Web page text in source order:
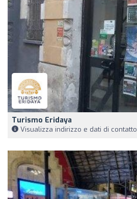
Turismo Eridaya
Visualizza indirizzo e dati di contatto